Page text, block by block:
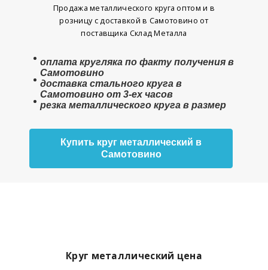
Продажа металлического круга оптом и в
розницу с доставкой в Самотовино от
поставщика Склад Металла
оплата кругляка по факту получения в
Самотовино
доставка стального круга в
Самотовино от 3-ех часов
резка металлического круга в размер
Купить круг металлический в
Самотовино
Круг металлический цена